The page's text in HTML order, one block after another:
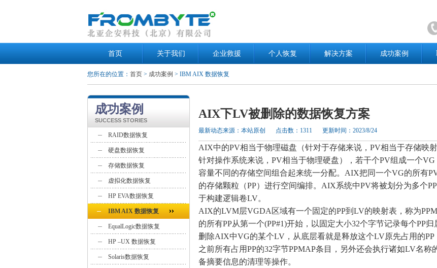
首页 关于我们 企业救援 个人恢复 解决方案 成功案例
您所在的位置： 首页 > 成功案例 > IBM AIX 数据恢复
成功案例
SUCCESS STORIES
RAID数据恢复
硬盘数据恢复
存储数据恢复
虚拟化数据恢复
HP EVA数据恢复
IBM AIX 数据恢复
EqualLogic数据恢复
HP –UX 数据恢复
Solaris数据恢复
AIX下LV被删除的数据恢复方案
最新动态来源：本站原创 点击数：1311 更新时间：2023/8/24
AIX中的PV相当于物理磁盘（针对于存储来说，PV相当于存储映射
针对操作系统来说，PV相当于物理硬盘），若干个PV组成一个
容量不同的存储空间组合起来统一分配。AIX把同一个VG的所有
的存储颗粒（PP）进行空间编排。AIX系统中PV将被划分为多个PP
于构建逻辑卷LV。
AIX的LVM层VGDA区域有一个固定的PP到LV的映射表，称为
的所有PP从第一个(PP#1)开始，以固定大小32个字节记录每个PP归
删除AIX中VG的某个LV，从底层看就是释放这个LV原先占用的PP
之前所有占用PP的32字节PPMAP条目，另外还会执行诸如LV名称
备摘要信息的清理等操作。